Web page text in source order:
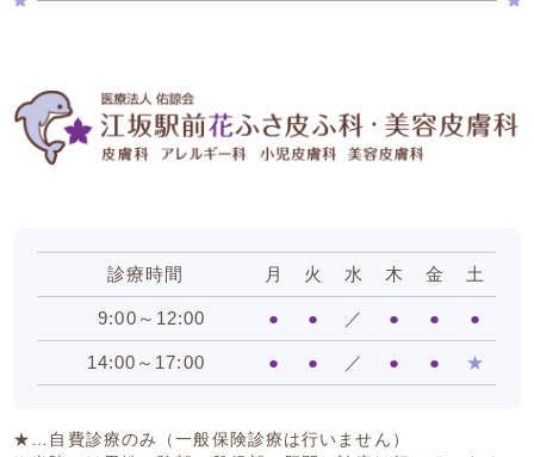
診療時間 月 火 水 木 金 土
9:00～12:00 ● ● ／ ● ● ●
14:00～17:00 ● ● ／ ● ● ★
★…自費診療のみ（一般保険診療は行いません）